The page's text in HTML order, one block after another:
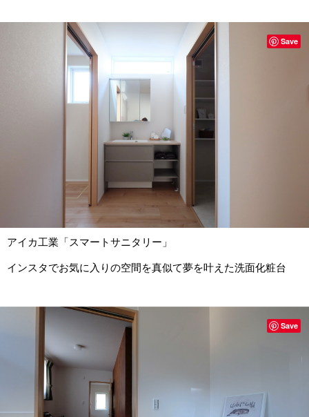
アイカ工業「スマートサニタリー」
インスタでお気に入りの空間を真似て夢を叶えた洗面化粧台
Save
Save